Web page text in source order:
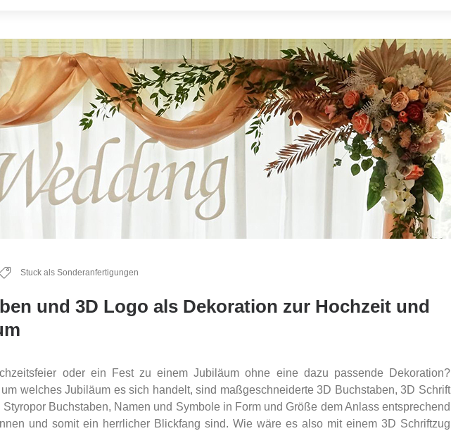
Stuck als Sonderanfertigungen
und 3D Logo als Dekoration zur Hochzeit und
oder ein Fest zu einem Jubiläum ohne eine dazu passende Dekoration?
welches Jubiläum es sich handelt, sind maßgeschneiderte 3D Buchstaben, 3D Schrift
Buchstaben, Namen und Symbole in Form und Größe dem Anlass entsprechend
und somit ein herrlicher Blickfang sind. Wie wäre es also mit einem 3D Schriftzug